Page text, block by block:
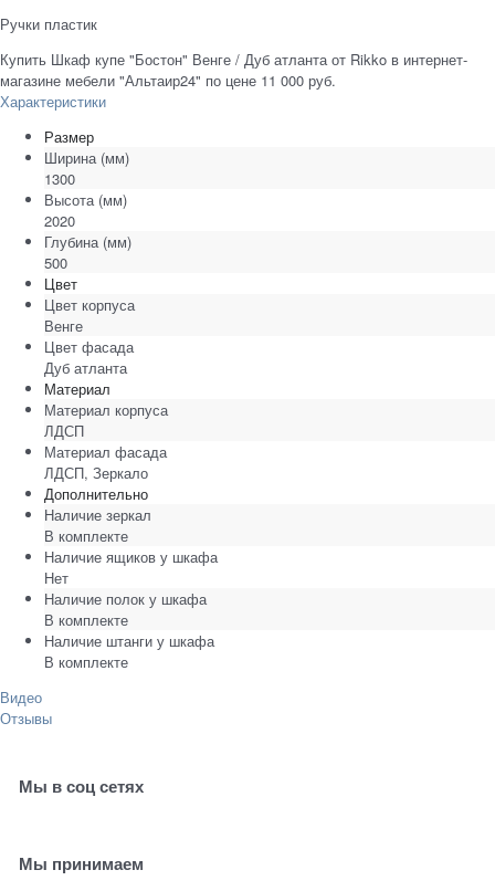
Ручки пластик
Купить Шкаф купе "Бостон" Венге / Дуб атланта от Rikko в интернет-
магазине мебели "Альтаир24" по цене 11 000 руб.
Характеристики
Размер
Ширина (мм)
1300
Высота (мм)
2020
Глубина (мм)
500
Цвет
Цвет корпуса
Венге
Цвет фасада
Дуб атланта
Материал
Материал корпуса
ЛДСП
Материал фасада
ЛДСП, Зеркало
Дополнительно
Наличие зеркал
В комплекте
Наличие ящиков у шкафа
Нет
Наличие полок у шкафа
В комплекте
Наличие штанги у шкафа
В комплекте
Видео
Отзывы
Мы в соц сетях
Мы принимаем